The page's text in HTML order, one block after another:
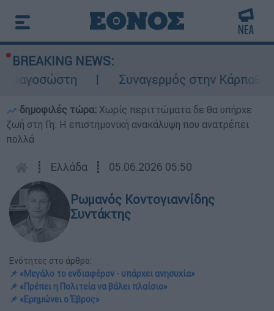
BREAKING NEWS:
Συναγερμός στην Κάρπαθο:
δημοφιλές τώρα: Χωρίς περιττώματα δε θα υπήρχε
ζωή στη Γη: Η επιστημονική ανακάλυψη που ανατρέπει
πολλά
┋ Ελλάδα ┋ 05.06.2026 05:50
Ρωμανός Κοντογιαννίδης
Συντάκτης
Ενότητες στο άρθρο:
📌 «Μεγάλο το ενδιαφέρον - υπάρχει ανησυχία»
📌 «Πρέπει η Πολιτεία να βάλει πλαίσιο»
📌 «Ερημώνει ο Έβρος»